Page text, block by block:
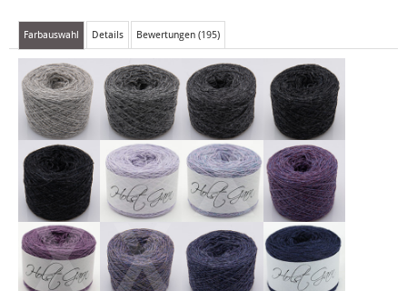
Farbauswahl Details Bewertungen (195)
X
X X